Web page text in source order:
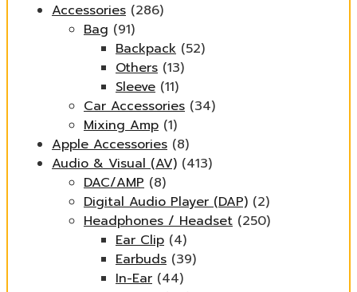
Accessories (286)
Bag (91)
Backpack (52)
Others (13)
Sleeve (11)
Car Accessories (34)
Mixing Amp (1)
Apple Accessories (8)
Audio & Visual (AV) (413)
DAC/AMP (8)
Digital Audio Player (DAP) (2)
Headphones / Headset (250)
Ear Clip (4)
Earbuds (39)
In-Ear (44)